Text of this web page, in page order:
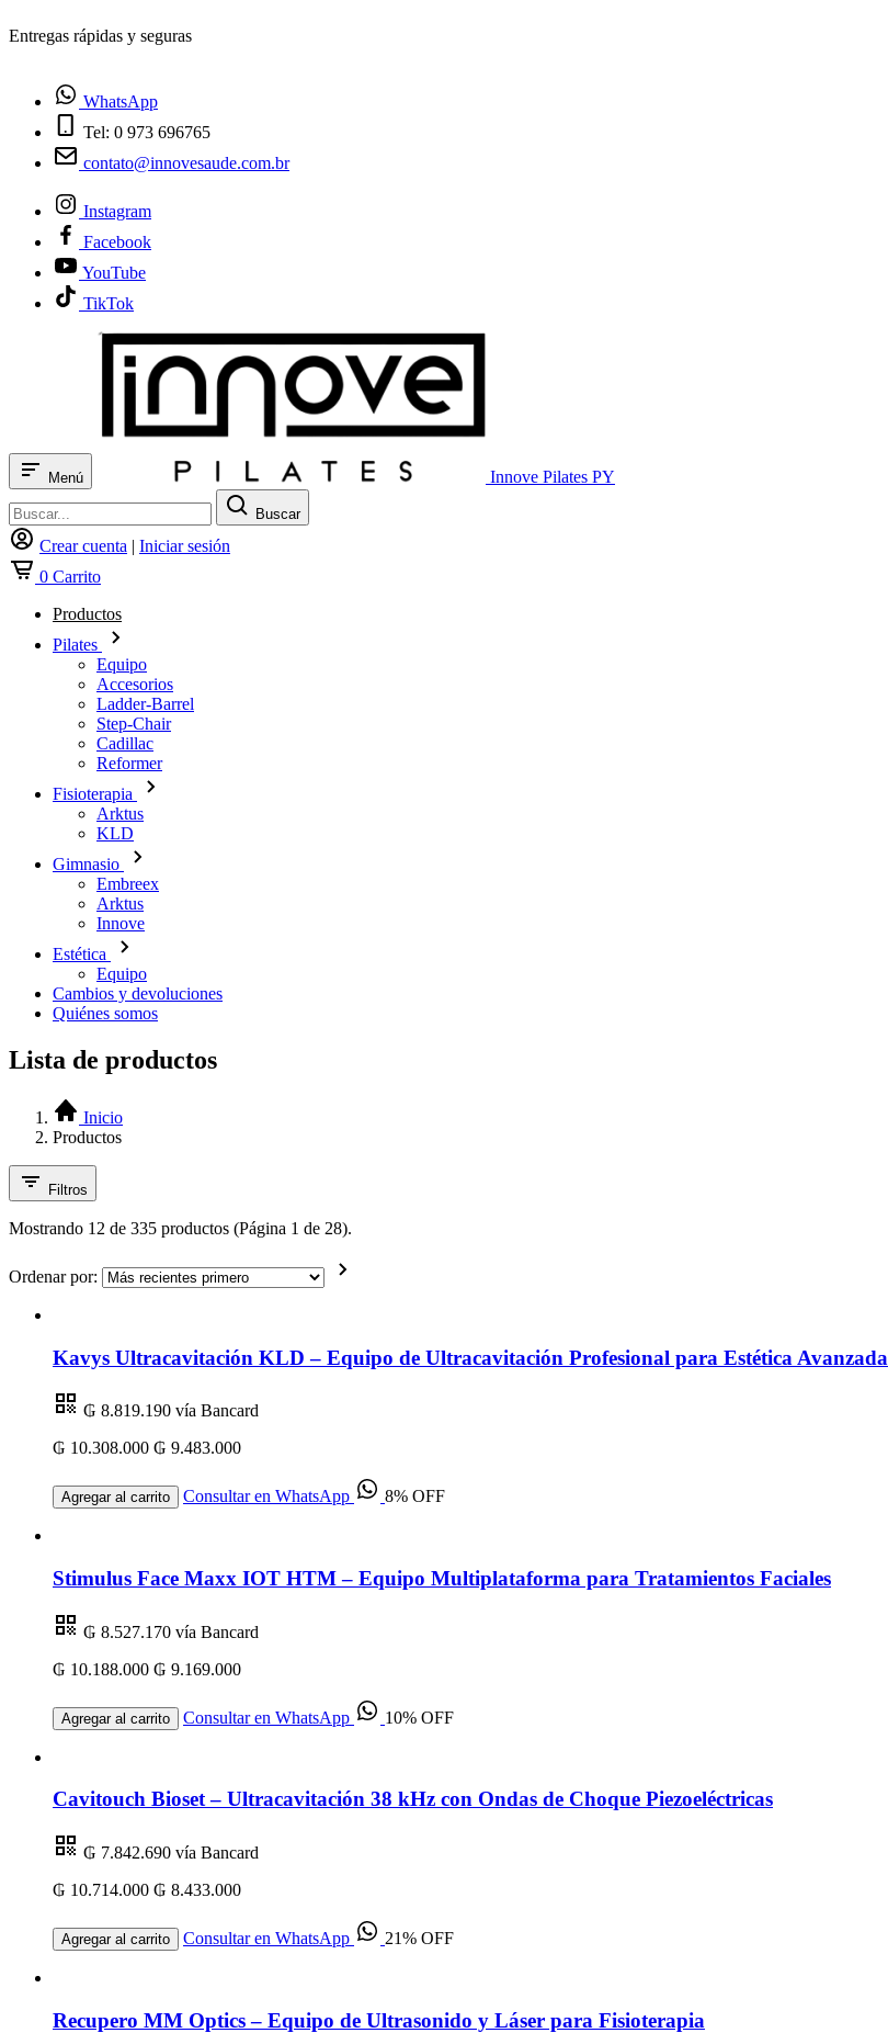
¿Tienes dudas? Habla con nosotros
WhatsApp
Tel: 0 973 696765
contato@innovesaude.com.br
Instagram
Facebook
YouTube
TikTok
Menú Innove Pilates PY
Buscar
Crear cuenta | Iniciar sesión
0 Carrito
Productos
Pilates
Equipo
Accesorios
Ladder-Barrel
Step-Chair
Cadillac
Reformer
Fisioterapia
Arktus
KLD
Gimnasio
Embreex
Arktus
Innove
Estética
Equipo
Cambios y devoluciones
Quiénes somos
Lista de productos
Inicio
Productos
Filtros
Mostrando 12 de 335 productos (Página 1 de 28).
Ordenar por:
Kavys Ultracavitación KLD – Equipo de Ultracavitación Profesional para Estética Avanzada
₲ 8.819.190 vía Bancard
₲ 10.308.000 ₲ 9.483.000
Agregar al carrito Consultar en WhatsApp 8% OFF
Stimulus Face Maxx IOT HTM – Equipo Multiplataforma para Tratamientos Faciales
₲ 8.527.170 vía Bancard
₲ 10.188.000 ₲ 9.169.000
Agregar al carrito Consultar en WhatsApp 10% OFF
Cavitouch Bioset – Ultracavitación 38 kHz con Ondas de Choque Piezoeléctricas
₲ 7.842.690 vía Bancard
₲ 10.714.000 ₲ 8.433.000
Agregar al carrito Consultar en WhatsApp 21% OFF
Recupero MM Optics – Equipo de Ultrasonido y Láser para Fisioterapia